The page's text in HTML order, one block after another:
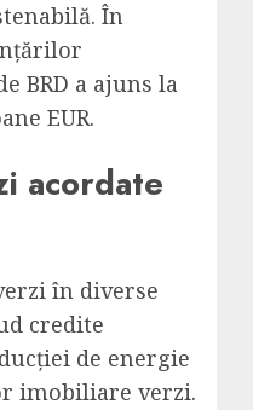
În
BRD a ajuns la
EUR.
acordate
în diverse
credite
de energie
imobiliare verzi.